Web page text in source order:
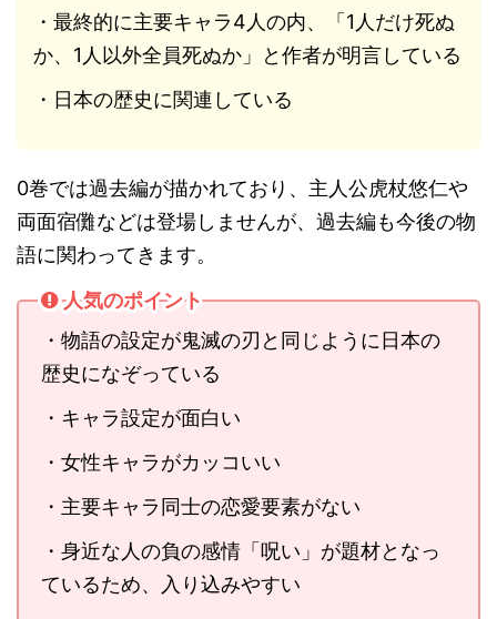
・最終的に主要キャラ4人の内、「1人だけ死ぬ
か、1人以外全員死ぬか」と作者が明言している
・日本の歴史に関連している
0巻では過去編が描かれており、主人公虎杖悠仁や
両面宿儺などは登場しませんが、過去編も今後の物
語に関わってきます。
人気のポイント
・物語の設定が鬼滅の刃と同じように日本の
歴史になぞっている
・キャラ設定が面白い
・女性キャラがカッコいい
・主要キャラ同士の恋愛要素がない
・身近な人の負の感情「呪い」が題材となっ
ているため、入り込みやすい